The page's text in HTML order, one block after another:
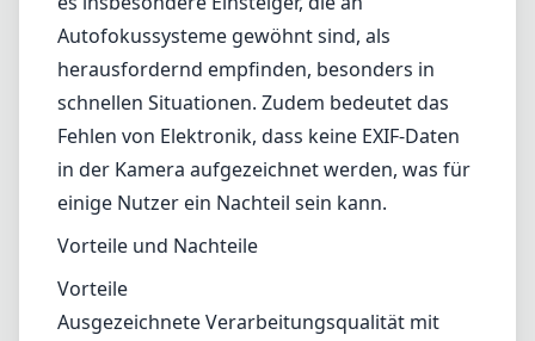
Ausgezeichnete Verarbeitungsqualität mit
stabiler Metallkonstruktion
Große Blendenöffnung von f/1.05 für schönes
Bokeh und gute Leistungen bei schwachem
Licht
Kompakte und leichte Bauweise
Geschmeidige manuelle Fokussierung für
Präzision
Nachteile
Manuelle Fokussierung ist nicht für alle